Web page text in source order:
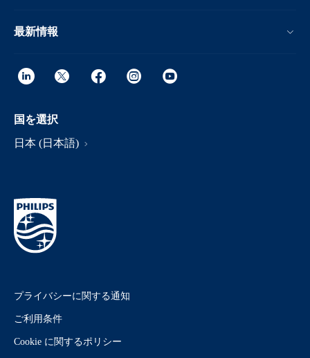
最新情報
国を選択
日本 (日本語)
プライバシーに関する通知
ご利用条件
Cookie に関するポリシー